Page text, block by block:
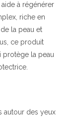
aide à régénérer
riche en
la peau et
ce produit
protège la peau
autour des yeux